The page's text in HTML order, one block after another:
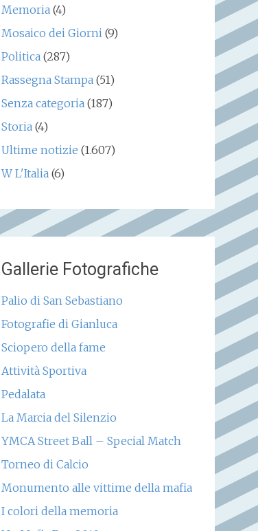
Memoria(4)
Mosaico dei Giorni(9)
Politica(287)
Rassegna Stampa(51)
Senza categoria(187)
Storia(4)
Ultime notizie (1.607)
W L'Italia(6)
Gallerie Fotografiche
Palio di San Sebastiano
Fotografie di Gianluca
Sciopero della fame
Attività Sportiva
Pedalata
La Marcia del Silenzio
YMCA Street Ball – Special Match
Torneo di Calcio
Monumento alle vittime della mafia
I colori della memoria